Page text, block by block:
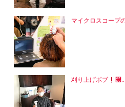
マイクロスコープ
刈り上げボブ ࿠...